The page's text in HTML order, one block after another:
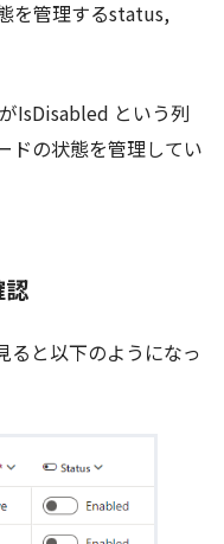
を管理するstatus,
IsDisabled という列
ドの状態を管理してい
ると以下のようになっ